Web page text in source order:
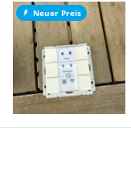
Neuer Preis